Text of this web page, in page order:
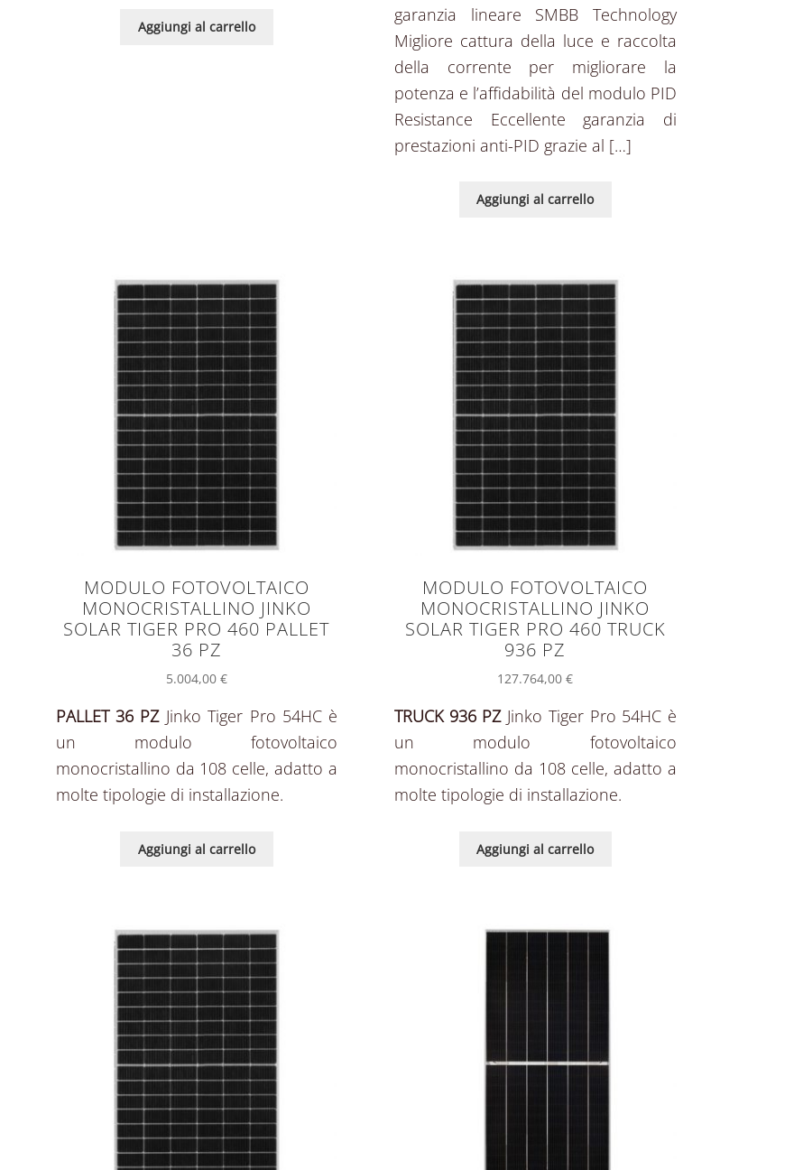
Aggiungi al carrello
garanzia lineare SMBB Technology
Migliore cattura della luce e raccolta
della corrente per migliorare la
potenza e l’affidabilità del modulo PID
Resistance Eccellente garanzia di
prestazioni anti-PID grazie al […]
Aggiungi al carrello
MODULO FOTOVOLTAICO
MONOCRISTALLINO JINKO
SOLAR TIGER PRO 460 PALLET
36 PZ
5.004,00 €
PALLET 36 PZJinko Tiger Pro 54HC è
un modulo fotovoltaico
monocristallino da 108 celle, adatto a
molte tipologie di installazione.
Aggiungi al carrello
MODULO FOTOVOLTAICO
MONOCRISTALLINO JINKO
SOLAR TIGER PRO 460 TRUCK
936 PZ
127.764,00€
TRUCK 936 PZJinko Tiger Pro 54HC è
un modulo fotovoltaico
monocristallino da 108 celle, adatto a
molte tipologie di installazione.
Aggiungi al carrello